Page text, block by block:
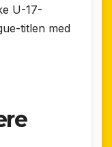
U-17-
titlen med